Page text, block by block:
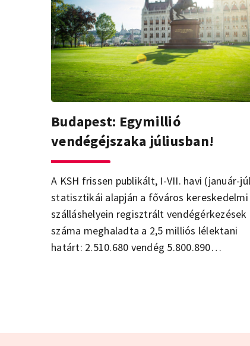
Budapest: Egymillió
vendégéjszaka júliusban!
A KSH frissen publikált, I-VII. havi (január-
statisztikái alapján a főváros kereskedelmi
szálláshelyein regisztrált vendégérkezések
száma meghaladta a 2,5 milliós lélektani
határt: 2.510.680 vendég 5.800.890
hogy új júliusi rekord született. A BFTK